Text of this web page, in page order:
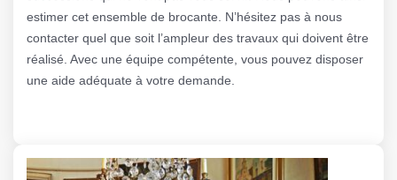
estimer cet ensemble de brocante. N’hésitez pas à nous
contacter quel que soit l’ampleur des travaux qui doivent être
réalisé. Avec une équipe compétente, vous pouvez disposer
une aide adéquate à votre demande.